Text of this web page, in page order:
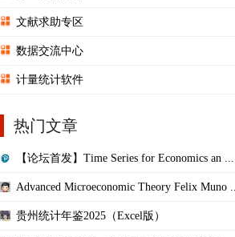
文献求助专区
数据交流中心
计量统计软件
热门文章
【论坛首发】Time Series for Economics an ...
Advanced Microeconomic Theory Felix Muno ...
贵州统计年鉴2025（Excel版）